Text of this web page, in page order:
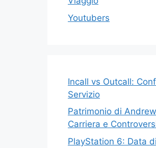
Youtubers
Incall vs Outcall:
Servizio
Patrimonio di
Carriera e
PlayStation 6: Data